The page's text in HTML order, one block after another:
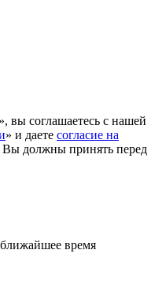
вы соглашаетесь с нашей
» и даете согласие на
Вы должны принять перед
время